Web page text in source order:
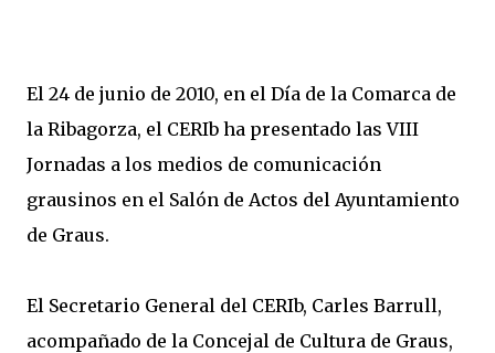
El 24 de junio de 2010, en el Día de la Comarca de
la Ribagorza, el CERIb ha presentado las VIII
Jornadas a los medios de comunicación
grausinos en el Salón de Actos del Ayuntamiento
de Graus.
El Secretario General del CERIb, Carles Barrull,
acompañado de la Concejal de Cultura de Graus,